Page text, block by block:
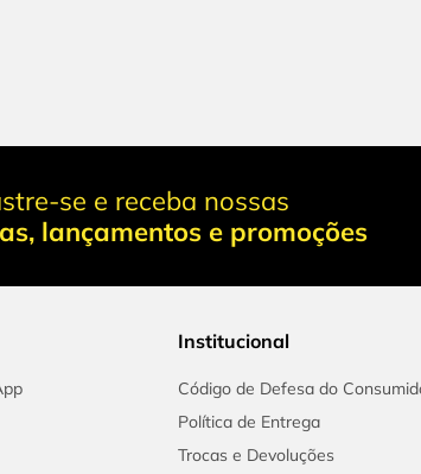
se e receba nossas
lançamentos e promoções
Institucional
Código de Defesa do
Política de Entrega
Trocas e Devoluções